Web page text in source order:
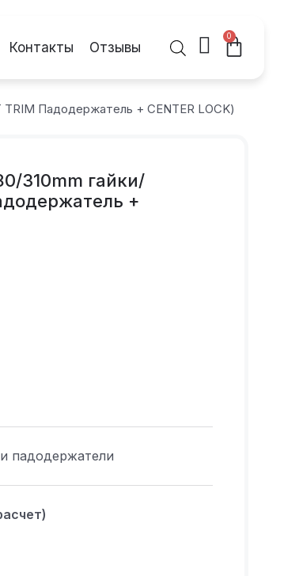
Контакты Отзывы
0
TRIM Падодержатель + CENTER LOCK)
310mm гайки/
+
падодержатели